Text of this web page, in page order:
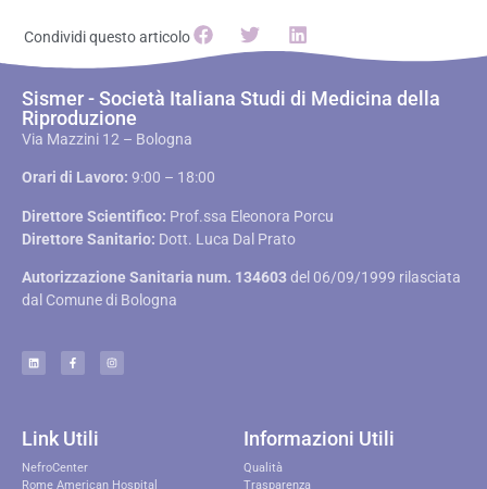
Condividi questo articolo
Sismer - Società Italiana Studi di Medicina della
Riproduzione
Via Mazzini 12 – Bologna
Orari di Lavoro: 9:00 – 18:00
Direttore Scientifico: Prof.ssa Eleonora Porcu
Direttore Sanitario: Dott. Luca Dal Prato
Autorizzazione Sanitaria num. 134603del 06/09/1999 rilasciata
dal Comune di Bologna
Link Utili
NefroCenter
Rome American Hospital
Informazioni Utili
Qualità
Trasparenza